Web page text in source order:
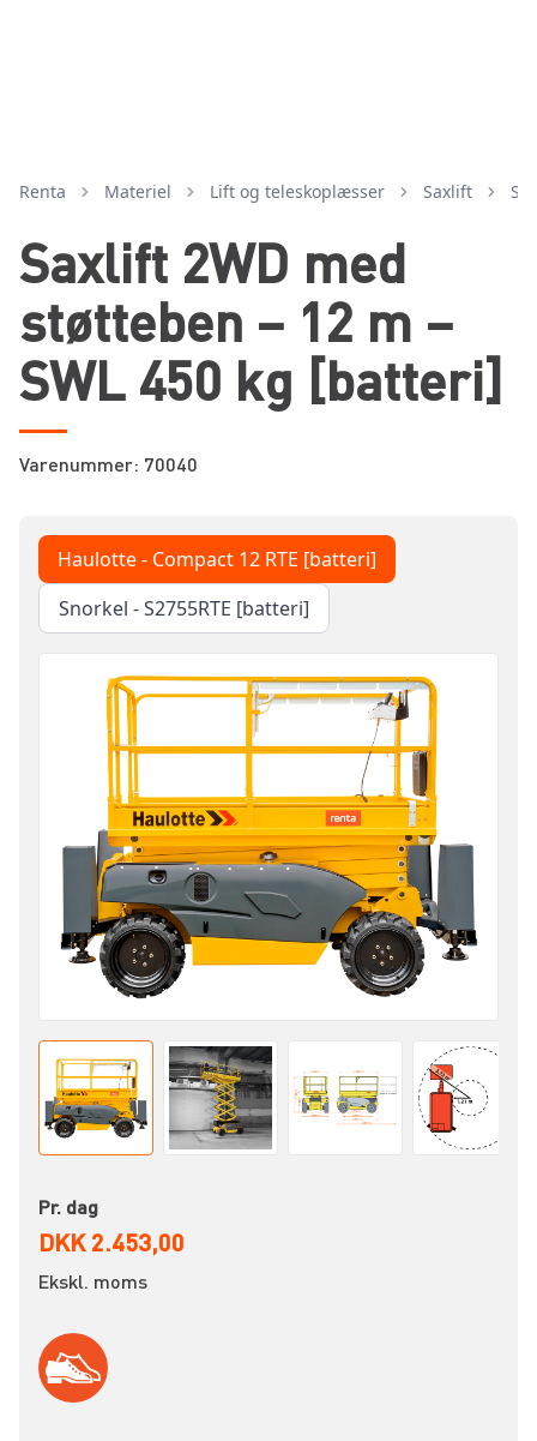
Renta Materiel lift og teleskoplæsser saxlift
Saxlift 2WD med
støtteben – 12 m –
SWL 450 kg [batteri]
Varenummer: 70040
Haulotte - Compact 12 RTE [batteri]
Snorkel - S2755RTE [batteri]
Pr. dag
DKK 2.453,00
Ekskl. moms